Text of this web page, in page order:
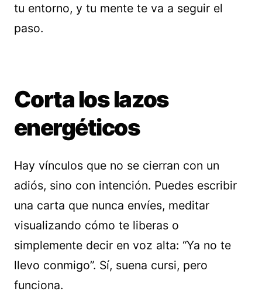
tu entorno, y tu mente te va a seguir el
paso.
Corta los lazos
energéticos
Hay vínculos que no se cierran con un
adiós, sino con intención. Puedes escribir
una carta que nunca envíes, meditar
visualizando cómo te liberas o
simplemente decir en voz alta: “Ya no te
llevo conmigo”. Sí, suena cursi, pero
funciona.